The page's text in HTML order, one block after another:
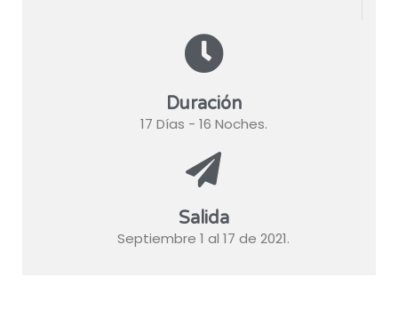
Duración
17 Días - 16 Noches.
Salida
Septiembre 1 al 17 de 2021.